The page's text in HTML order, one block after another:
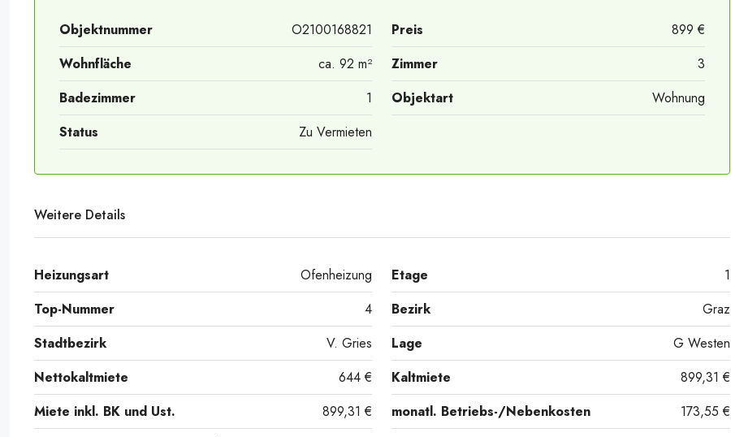
Objektnummer O2100168821 Preis
899 €
Wohnfläche
ca. 92 m² Zimmer
3
Badezimmer
1 Objektart
Wohnung
Status
Zu Vermieten
Weitere Details
Heizungsart Ofenheizung Etage
1
Top-Nummer
4 Bezirk
Graz
Stadtbezirk
V. Gries Lage
G Westen
Nettokaltmiete
644 € Kaltmiete
899,31 €
Miete inkl. BK und Ust.
899,31 € monatl. Betriebs-/Nebenkosten
173,55 €